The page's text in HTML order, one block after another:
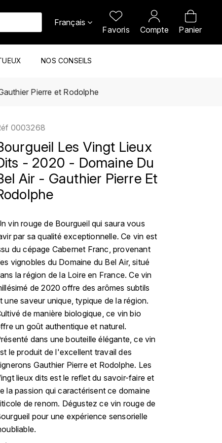
Français
Favoris Compte Panier
NOS CONSEILS
Pierre et Rodolphe
0003268
Les Vingt Lieux
- 2020 - Domaine Du
Air - Gauthier Pierre Et
vin rouge de Bourgueil qui saura vous
par sa qualité exceptionnelle. Ce vin est
du cépage Cabernet Franc, provenant
vignobles du Domaine du Bel Air, situé
la région de la Loire en France. Ce vin
de 2020 offre des arômes subtils
une saveur unique, typique de la région.
de manière biologique, ce vin bio
un goût authentique et naturel.
dans une bouteille élégante, ce vin
le produit de l'excellent travail des
Gauthier Pierre et Rodolphe. Les
lieux dits est le reflet du savoir-faire et
la passion qui caractérisent ce domaine
de renom. Dégustez ce vin rouge de
pour une expérience sensorielle